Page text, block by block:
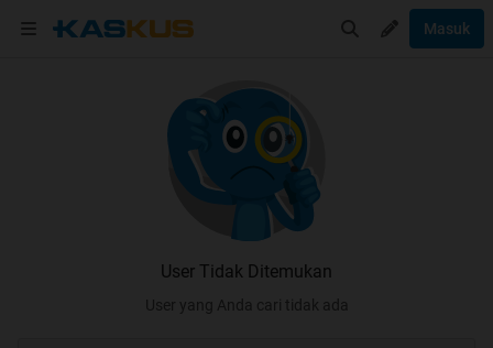
Masuk
User Tidak Ditemukan
User yang Anda cari tidak ada